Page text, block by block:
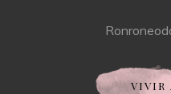
VIVIR